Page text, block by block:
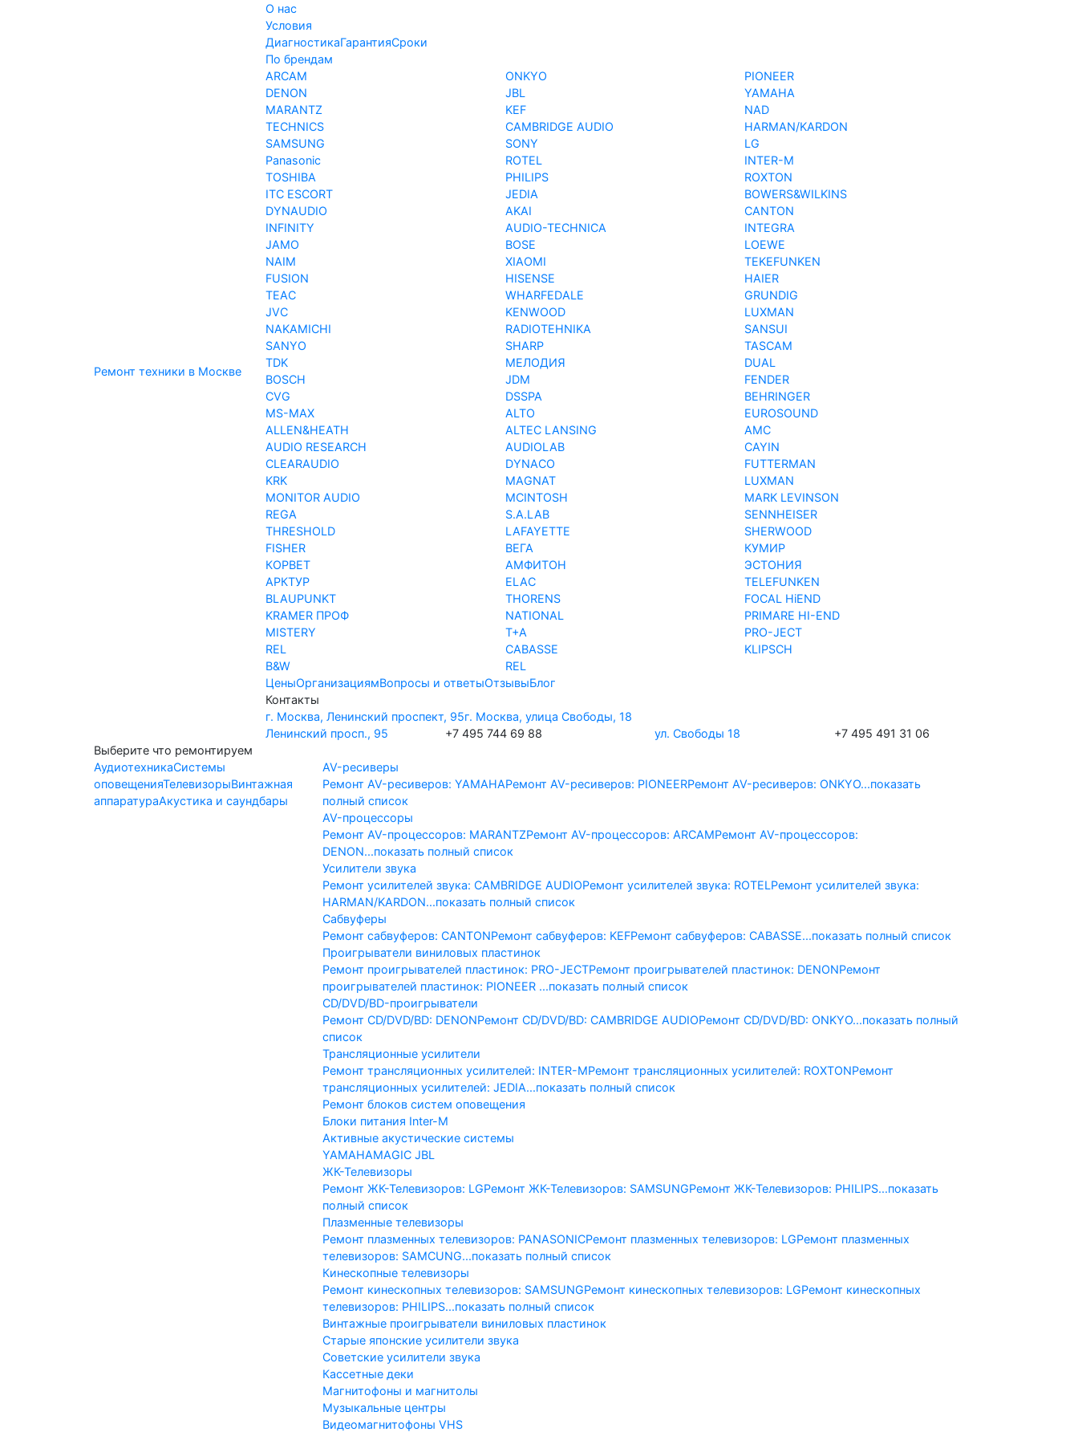
Ремонт техники в Москве
О нас
Условия
ДиагностикаГарантияСроки
По брендам
ARCAM
ONKYO
PIONEER
DENON
JBL
YAMAHA
MARANTZ
KEF
NAD
TECHNICS
CAMBRIDGE AUDIO
HARMAN/KARDON
SAMSUNG
SONY
LG
Panasonic
ROTEL
INTER-M
TOSHIBA
PHILIPS
ROXTON
ITC ESCORT
JEDIA
BOWERS&WILKINS
DYNAUDIO
AKAI
CANTON
INFINITY
AUDIO-TECHNICA
INTEGRA
JAMO
BOSE
LOEWE
NAIM
XIAOMI
TEKEFUNKEN
FUSION
HISENSE
HAIER
TEAC
WHARFEDALE
GRUNDIG
JVC
KENWOOD
LUXMAN
NAKAMICHI
RADIOTEHNIKA
SANSUI
SANYO
SHARP
TASCAM
TDK
МЕЛОДИЯ
DUAL
BOSCH
JDM
FENDER
CVG
DSSPA
BEHRINGER
MS-MAX
ALTO
EUROSOUND
ALLEN&HEATH
ALTEC LANSING
AMC
AUDIO RESEARCH
AUDIOLAB
CAYIN
CLEARAUDIO
DYNACO
FUTTERMAN
KRK
MAGNAT
LUXMAN
MONITOR AUDIO
MCINTOSH
MARK LEVINSON
REGA
S.A.LAB
SENNHEISER
THRESHOLD
LAFAYETTE
SHERWOOD
FISHER
ВЕГА
КУМИР
КОРВЕТ
АМФИТОН
ЭСТОНИЯ
АРКТУР
ELAC
TELEFUNKEN
BLAUPUNKT
THORENS
FOCAL HiEND
KRAMER ПРОФ
NATIONAL
PRIMARE HI-END
MISTERY
T+A
PRO-JECT
REL
CABASSE
KLIPSCH
B&W
REL
ЦеныОрганизациямВопросы и ответыОтзывыБлог
Контакты
г. Москва, Ленинский проспект, 95г. Москва, улица Свободы, 18
Ленинский просп., 95
+7 495 744 69 88 ул. Свободы 18
+7 495 491 31 06
Выберите что ремонтируем
АудиотехникаСистемы
оповещенияТелевизорыВинтажная
аппаратураАкустика и саундбары
AV-ресиверы
Ремонт AV-реcиверов: YAMAHAРемонт AV-реcиверов: PIONEERРемонт AV-реcиверов: ONKYO...показать
полный список
AV-процессоры
Ремонт AV-процессоров: MARANTZРемонт AV-процессоров: ARCAMРемонт AV-процессоров:
DENON...показать полный список
Усилители звука
Ремонт усилителей звука: CAMBRIDGE AUDIOРемонт усилителей звука: ROTELРемонт усилителей звука:
HARMAN/KARDON...показать полный список
Сабвуферы
Ремонт сабвуферов: CANTONРемонт сабвуферов: KEFРемонт сабвуферов: CABASSE...показать полный список
Проигрыватели виниловых пластинок
Ремонт проигрывателей пластинок: PRO-JECTРемонт проигрывателей пластинок: DENONРемонт
проигрывателей пластинок: PIONEER ...показать полный список
CD/DVD/BD-проигрыватели
Ремонт CD/DVD/BD: DENONРемонт CD/DVD/BD: CAMBRIDGE AUDIOРемонт CD/DVD/BD: ONKYO...показать полный
список
Трансляционные усилители
Ремонт трансляционных усилителей: INTER-MРемонт трансляционных усилителей: ROXTONРемонт
трансляционных усилителей: JEDIA...показать полный список
Ремонт блоков систем оповещения
Блоки питания Inter-M
Активные акустические системы
YAMAHAMAGIC JBL
ЖК-Телевизоры
Ремонт ЖК-Телевизоров: LGРемонт ЖК-Телевизоров: SAMSUNGРемонт ЖК-Телевизоров: PHILIPS...показать
полный список
Плазменные телевизоры
Ремонт плазменных телевизоров: PANASONICРемонт плазменных телевизоров: LGРемонт плазменных
телевизоров: SAMCUNG...показать полный список
Кинескопные телевизоры
Ремонт кинескопных телевизоров: SAMSUNGРемонт кинескопных телевизоров: LGРемонт кинескопных
телевизоров: PHILIPS...показать полный список
Винтажные проигрыватели виниловых пластинок
Старые японские усилители звука
Советские усилители звука
Кассетные деки
Магнитофоны и магнитолы
Музыкальные центры
Видеомагнитофоны VHS